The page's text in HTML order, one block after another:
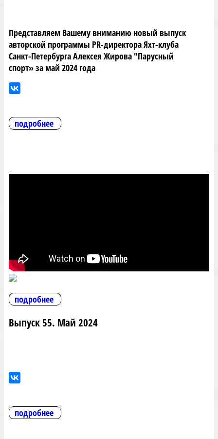
Представляем Вашему вниманию новый выпуск
авторской программы PR-директора Яхт-клуба
Санкт-Петербурга Алексея Жирова "Парусный
спорт» за май 2024 года
подробнее
подробнее
Выпуск 55. Май 2024
подробнее